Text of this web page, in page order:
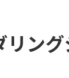
リン